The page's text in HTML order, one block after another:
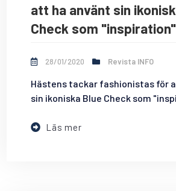
att ha använt sin
Check som "inspiration"
28/01/2020 Revista INFO
Hästens tackar fashionistas för
sin ikoniska Blue Check som
Läs mer